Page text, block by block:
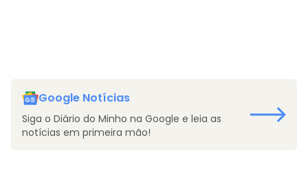
Google Notícias
Siga o Diário do Minho na Google e leia as
notícias em primeira mão!